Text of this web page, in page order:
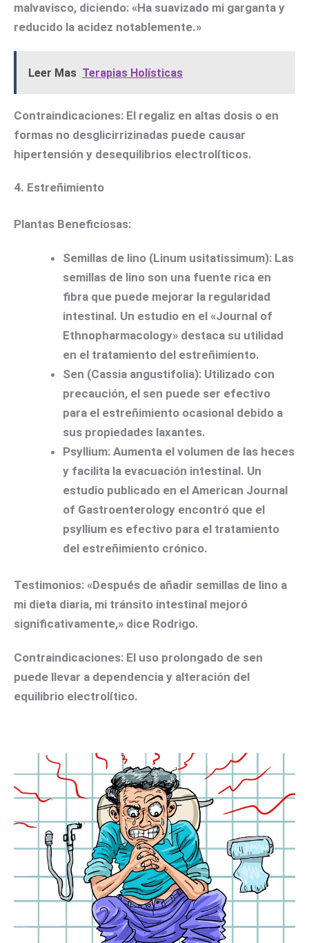
malvavisco, diciendo: «Ha suavizado mi garganta y
reducido la acidez notablemente.»
Leer Mas Terapias Holísticas
Contraindicaciones: El regaliz en altas dosis o en
formas no desglicirrizinadas puede causar
hipertensión y desequilibrios electrolíticos.
4. Estreñimiento
Plantas Beneficiosas:
Semillas de lino (Linum usitatissimum): Las
semillas de lino son una fuente rica en
fibra que puede mejorar la regularidad
intestinal. Un estudio en el «Journal of
Ethnopharmacology» destaca su utilidad
en el tratamiento del estreñimiento.
Sen (Cassia angustifolia): Utilizado con
precaución, el sen puede ser efectivo
para el estreñimiento ocasional debido a
sus propiedades laxantes.
Psyllium: Aumenta el volumen de las heces
y facilita la evacuación intestinal. Un
estudio publicado en el American Journal
of Gastroenterology encontró que el
psyllium es efectivo para el tratamiento
del estreñimiento crónico.
Testimonios: «Después de añadir semillas de lino a
mi dieta diaria, mi tránsito intestinal mejoró
significativamente,» dice Rodrigo.
Contraindicaciones: El uso prolongado de sen
puede llevar a dependencia y alteración del
equilibrio electrolítico.